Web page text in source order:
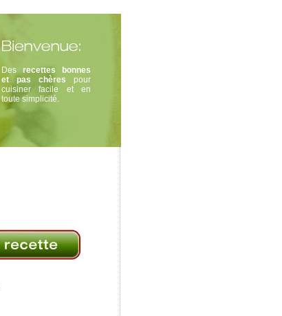
Des recettes bonnes
et pas chères pour
cuisiner facile et en
toute simplicité.